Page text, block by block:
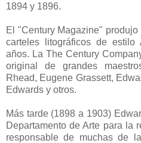
1894 y 1896.
El "Century Magazine"
carteles litográficos de estilo
años. La The Century
original de grandes
Rhead, Eugene Grassett,
Edwards y otros.
Más tarde (1898 a 1903)
Departamento de Arte para la
responsable de muchas de